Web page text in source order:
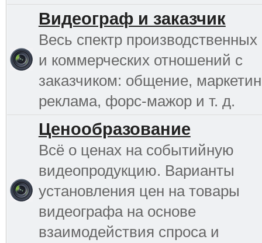
Видеограф и заказчик
Весь спектр производственных
и коммерческих отношений с
заказчиком: общение,
реклама, форс-мажор и т. д.
Ценообразование
Всё о ценах на событийную
видеопродукцию. Варианты
установления цен на товары
видеографа на основе
взаимодействия спроса и